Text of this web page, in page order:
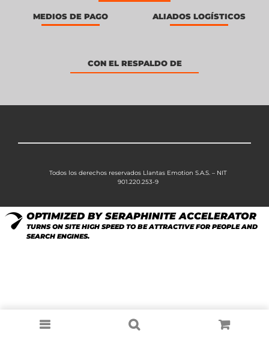
MEDIOS DE PAGO ALIADOS LOGÍSTICOS
CON EL RESPALDO DE
Todos los derechos reservados Llantas Emotion S.A.S. – NIT
901.220.253-9
OPTIMIZED BY SERAPHINITE ACCELERATOR
TURNS ON SITE HIGH SPEED TO BE ATTRACTIVE FOR PEOPLE AND
SEARCH ENGINES.